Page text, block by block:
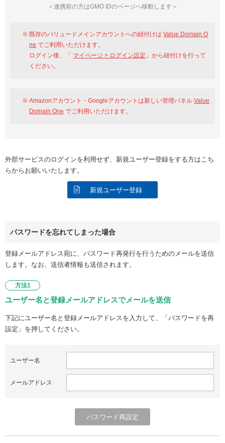
＜連携前の方はGMO IDのページへ移動します＞
既存のバリュードメインアカウントへの紐付けはValue Domain O
ne でご利用いただけます。
ログイン後、「 マイページ > ログイン設定 」から紐付けを行って
ください。
Amazonアカウント・Googleアカウントは新しい管理パネルValue
Domain One でご利用いただけます。
外部サービスのログインを利用せず、新規ユーザー登録をする方はこち
らからお願いいたします。
新規ユーザー登録
パスワードを忘れてしまった場合
登録メールアドレス宛に、パスワード再発行を行うためのメールを送信
します。なお、送信者情報も送信されます。
方法1
ユーザー名と登録メールアドレスでメールを送信
下記にユーザー名と登録メールアドレスを入力して、「パスワードを再
設定」を押してください。
ユーザー名
メールアドレス